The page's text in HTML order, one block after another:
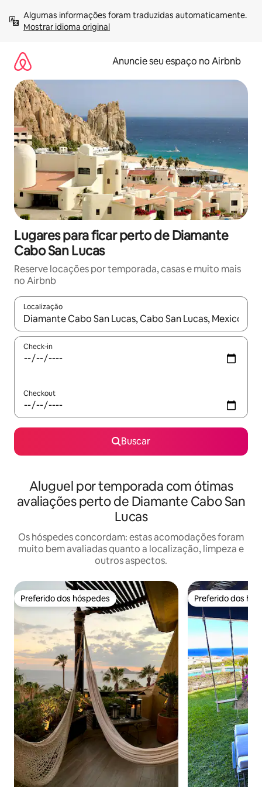
para
Mostrar idioma original
Anuncie seu espaço no Airbnb
Lugares para ficar perto de Diamante
Cabo San Lucas
Reserve locações por temporada, casas e muito mais
no Airbnb
Localização
Quando os resultados estiverem disponíveis, explore-os
Check-in
Checkout
Buscar
Aluguel por temporada com ótimas
avaliações perto de Diamante Cabo San
Lucas
Os hóspedes concordam: estas acomodações foram
muito bem avaliadas quanto a localização, limpeza e
outros aspectos.
Preferido dos hóspedes
Preferido dos hóspedes Preferido dos
Preferido dos